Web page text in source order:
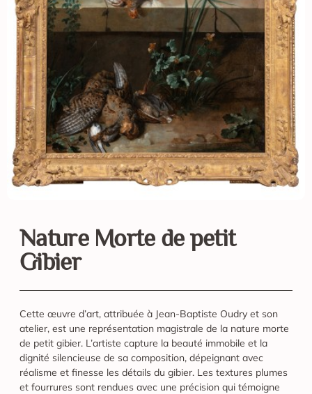
Nature Morte de petit
Gibier
Cette œuvre d’art, attribuée à Jean-Baptiste Oudry et son
atelier, est une représentation magistrale de la nature morte
de petit gibier. L’artiste capture la beauté immobile et la
dignité silencieuse de sa composition, dépeignant avec
réalisme et finesse les détails du gibier. Les textures plumes
et fourrures sont rendues avec une précision qui témoigne